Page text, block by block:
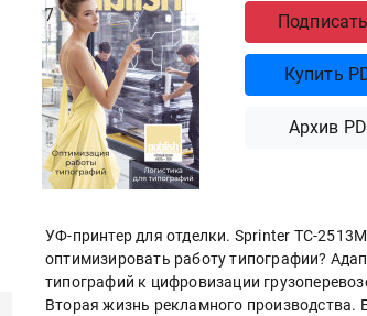
Купить
Архив
УФ-принтер для отделки. Sprinter ТС-
оптимизировать работу типографии?
типографий к цифровизации
Вторая жизнь рекламного производства.